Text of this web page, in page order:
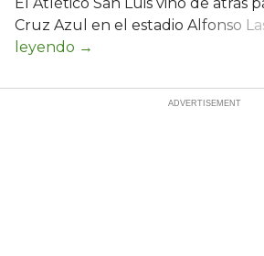
Cruz Azul en el estadio Alfonso